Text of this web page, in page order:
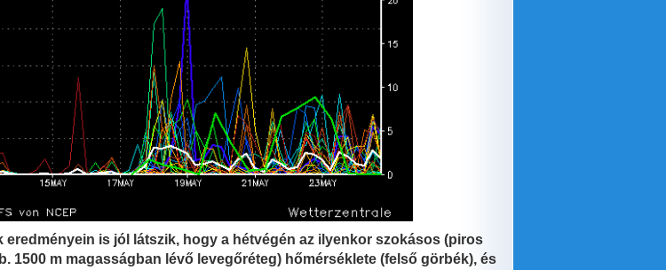
is jól látszik, hogy a hétvégén az ilyenkor szokásos (piros
1500 m magasságban lévő levegőréteg) hőmérséklete (felső görbék), és